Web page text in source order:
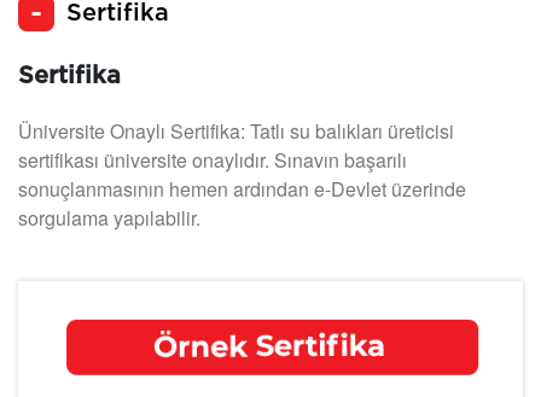
Sertifika
Sertifika
Üniversite Onaylı Sertifika: Tatlı su balıkları üreticisi
sertifikası üniversite onaylıdır. Sınavın başarılı
sonuçlanmasının hemen ardından e-Devlet üzerinde
sorgulama yapılabilir.